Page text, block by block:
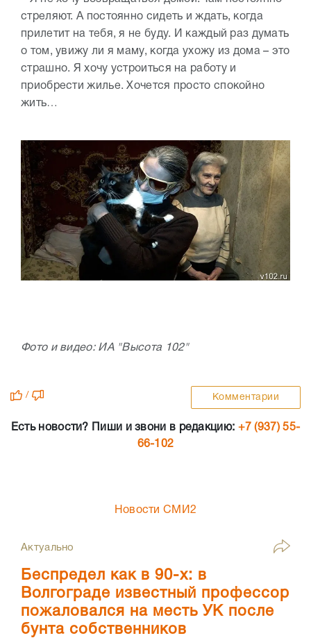
стреляют. А постоянно сидеть и ждать, когда
прилетит на тебя, я не буду. И каждый раз думать
о том, увижу ли я маму, когда ухожу из дома – это
страшно. Я хочу устроиться на работу и
приобрести жилье. Хочется просто спокойно
жить…
Фото и видео: ИА "Высота 102"
/ Комментарии
Есть новости? Пиши и звони в редакцию: +7 (937) 55-
66-102
Новости СМИ2
Актуально
Беспредел как в 90-х: в
Волгограде известный профессор
пожаловался на месть УК после
бунта собственников